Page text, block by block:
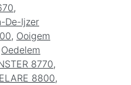
,
De-Ijzer
, Ooigem
Oedelem
8770,
8800,